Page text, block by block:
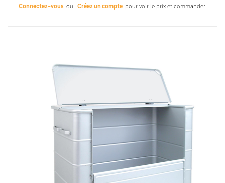
Connectez-vous ou Créez un compte pour voir le prix et commander.